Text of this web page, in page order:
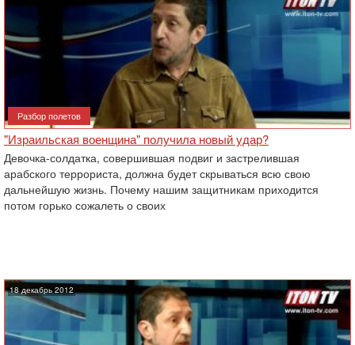
Разбор полетов
"Израильская военщина" получила новый удар?
Девочка-солдатка, совершившая подвиг и застрелившая
арабского террориста, должна будет скрываться всю свою
дальнейшую жизнь. Почему нашим защитникам приходится
потом горько сожалеть о своих
18 декабрь 2012